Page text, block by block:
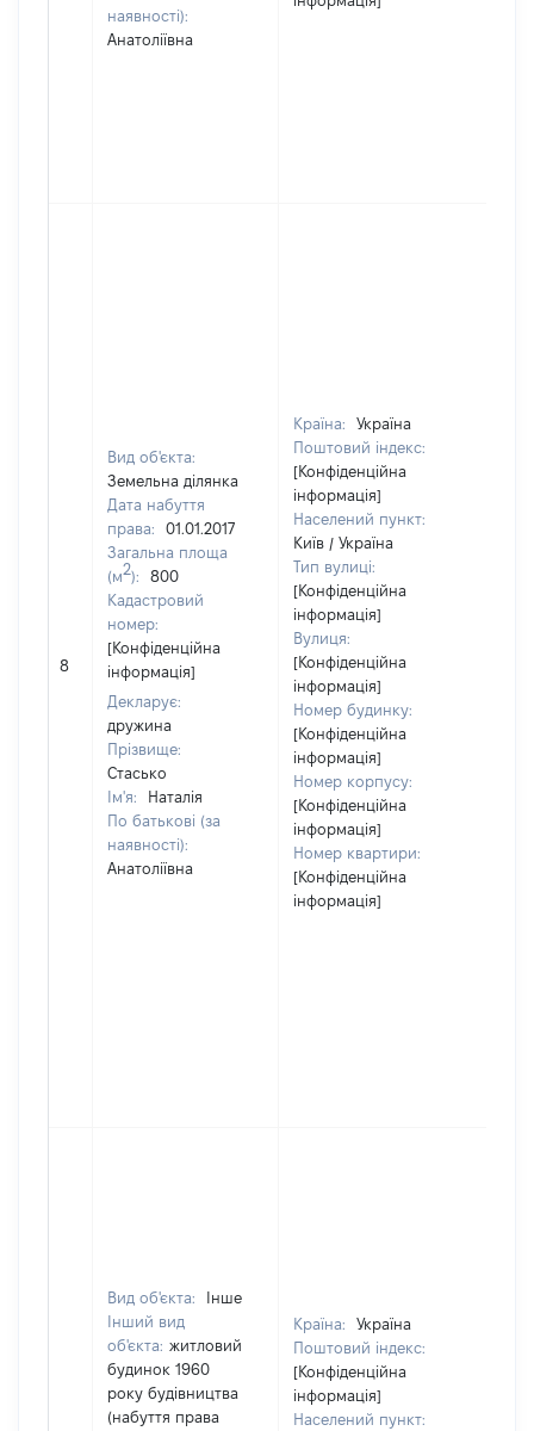
наявності):
Анатоліївна
8
Вид об'єкта:
Земельна ділянка
Дата набуття
права:
01.01.2017
Загальна площа
(м2):
800
Кадастровий
номер:
[Конфіденційна
інформація]
Декларує:
дружина
Прізвище:
Стасько
Ім'я:
Наталія
По батькові (за
наявності):
Анатоліївна
Країна:
Україна
Поштовий індекс:
[Конфіденційна
інформація]
Населений пункт:
Київ / Україна
Тип вулиці:
[Конфіденційна
інформація]
Вулиця:
[Конфіденційна
інформація]
Номер будинку:
[Конфіденційна
інформація]
Номер корпусу:
[Конфіденційна
інформація]
Номер квартири:
[Конфіденційна
інформація]
Вид об'єкта:
Інше
Інший вид
об'єкта: житловий
будинок 1960
року будівництва
(набуття права
Країна:
Україна
Поштовий індекс:
[Конфіденційна
інформація]
Населений пункт: